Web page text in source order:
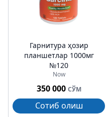
Гарнитура ҳозир
планшетлар 1000мг
№120
Now
350 000 СЎМ
Сотиб олиш